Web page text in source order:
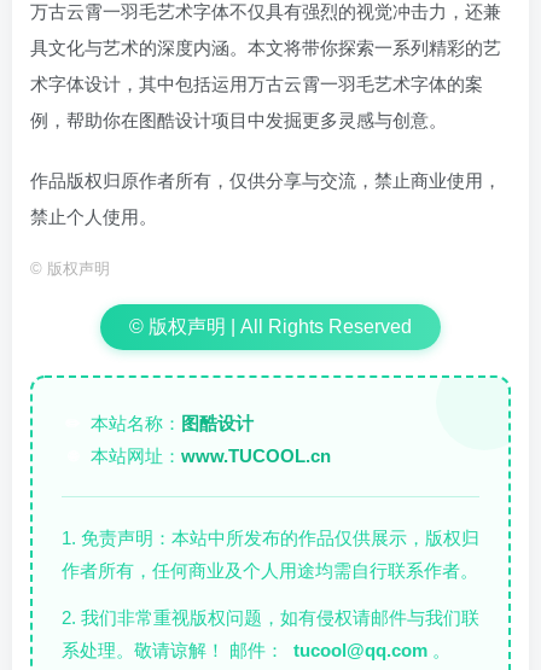
万古云霄一羽毛艺术字体不仅具有强烈的视觉冲击力，还兼
具文化与艺术的深度内涵。本文将带你探索一系列精彩的艺
术字体设计，其中包括运用万古云霄一羽毛艺术字体的案
例，帮助你在图酷设计项目中发掘更多灵感与创意。
作品版权归原作者所有，仅供分享与交流，禁止商业使用，
禁止个人使用。
© 版权声明
© 版权声明 | All Rights Reserved
本站名称： 图酷设计
本站网址： www.TUCOOL.cn
1. 免责声明：本站中所发布的作品仅供展示，版权归
作者所有，任何商业及个人用途均需自行联系作者。
2. 我们非常重视版权问题，如有侵权请邮件与我们联
系处理。敬请谅解！ 邮件：
tucool@qq.com 。